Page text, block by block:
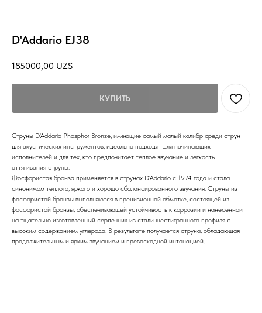
D'Addario EJ38
185000,00 UZS
КУПИТЬ
Струны D'Addario Phosphor Bronze, имеющие самый малый калибр среди струн
для акустических инструментов, идеально подходят для начинающих
исполнителей и для тех, кто предпочитает теплое звучание и легкость
оттягивания струны.
Фосфористая бронза применяется в струнах D'Addario с 1974 года и стала
синонимом теплого, яркого и хорошо сбалансированного звучания. Струны из
фосфористой бронзы выполняются в прецизионной обмотке, состоящей из
фосфористой бронзы, обеспечивающей устойчивость к коррозии и нанесенной
на тщательно изготовленный сердечник из стали шестигранного профиля с
высоким содержанием углерода. В результате получается струна, обладающая
продолжительным и ярким звучанием и превосходной интонацией.